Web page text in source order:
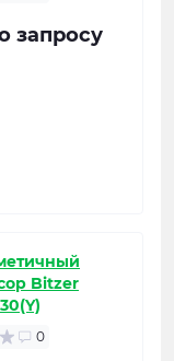
запросу
Bitzer
0